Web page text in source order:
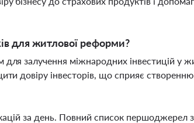
для житлової реформи?
залучення міжнародних інвестицій у
довіру інвесторів, що сприяє
за день. Повний список першоджерел